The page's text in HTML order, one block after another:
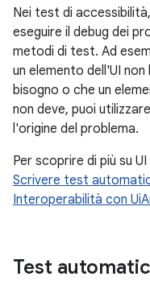
Nei test di
eseguire il debug dei
metodi di test. Ad
un elemento dell'UI
bisogno o che un
non deve, puoi
l'origine del problema.
Per scoprire di più su
Scrivere test
Interoperabilità con
Test